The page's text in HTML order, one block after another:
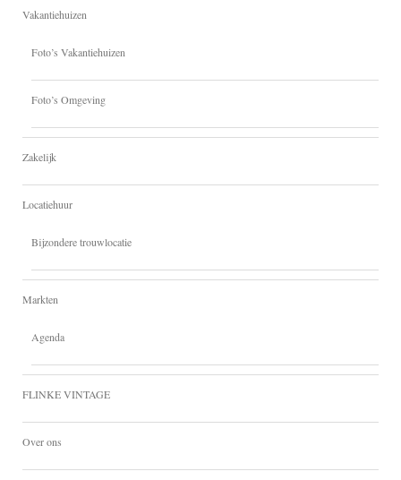
Vakantiehuizen
Foto’s Vakantiehuizen
Foto’s Omgeving
Zakelijk
Locatiehuur
Bijzondere trouwlocatie
Markten
Agenda
FLINKE VINTAGE
Over ons